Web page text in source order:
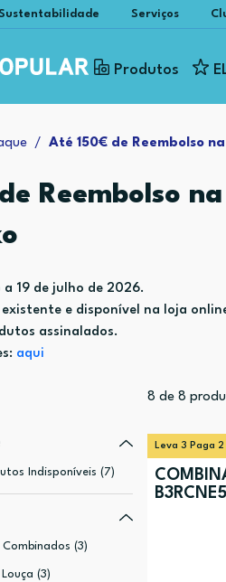
Sustentabilidade Serviços
Produtos
Até 150€ de Reembolso
Reembolso
19 de julho de 2026.
e disponível na loja
assinalados.
aqui
Indisponíveis (7)
(3)
(3)
8 de 8
Leva 3 Paga 2